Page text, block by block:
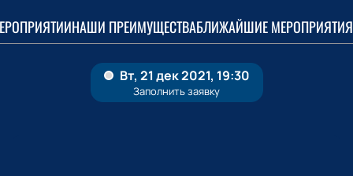
НАШИ ПРЕИМУЩЕСТВАБЛИЖАЙШИЕ МЕРОПРИЯТИЯ